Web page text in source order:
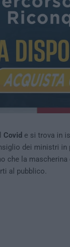
Covid e si trova in
dei ministri in
che la mascherina
al pubblico.